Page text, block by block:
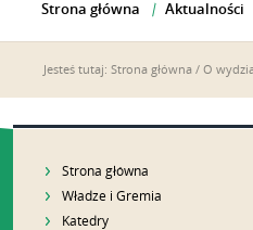
Strona główna Aktualności
Jesteś tutaj: Strona główna / O
Strona główna
Władze i Gremia
Katedry